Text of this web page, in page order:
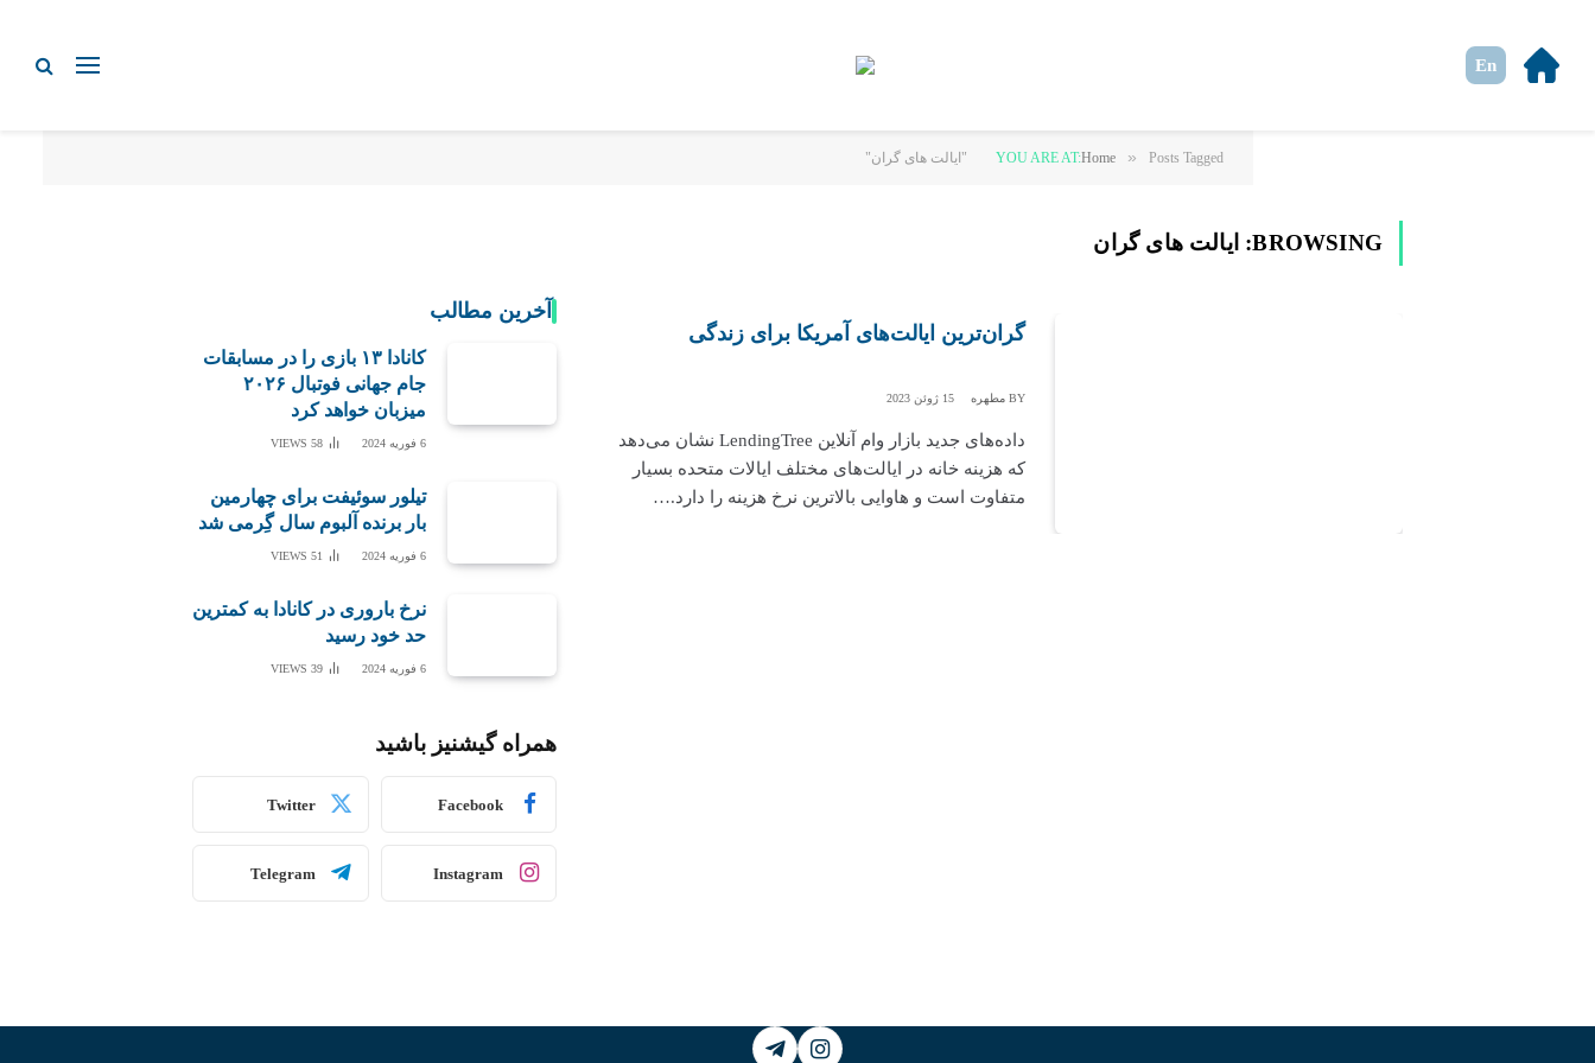
En
YOU ARE AT:Home » Posts Tagged "ایالت های گران"
BROWSING: ایالت های گران
گران‌ترین ایالت‌های آمریکا برای زندگی
BY مطهره 15 ژوئن 2023
داده‌های جدید بازار وام آنلاین LendingTree نشان می‌دهد
که هزینه خانه در ایالت‌های مختلف ایالات متحده بسیار
متفاوت است و هاوایی بالاترین نرخ هزینه را دارد.…
آخرین مطالب
کانادا ۱۳ بازی را در مسابقات
جام جهانی فوتبال ۲۰۲۶
میزبان خواهد کرد
6 فوریه 2024 58
VIEWS
تیلور سوئیفت برای چهارمین
بار برنده آلبوم سال گِرمی شد
6 فوریه 2024 51
VIEWS
نرخ باروری در کانادا به کمترین
حد خود رسید
6 فوریه 2024 39
VIEWS
همراه گیشنیز باشید
Facebook
Twitter
Instagram
Telegram
Instagram
Telegram